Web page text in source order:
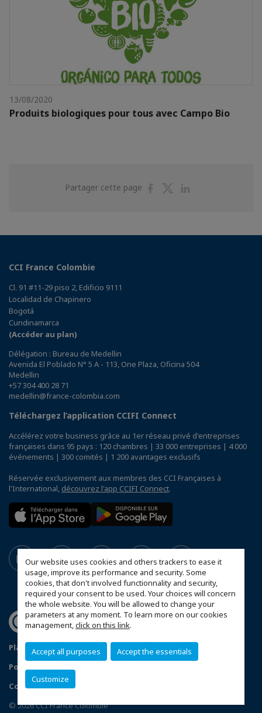
Our website uses cookies and others trackers to ease it
usage, improve its performance and security. Some
cookies, that don't involved functionnality and security,
required your consent to be used. Your choices will concern
the whole website. You will be allowed to change your
parameters at any moment. To learn more on our cookies
management,click on this link.
Accept all purposes Accept the essentials
Customize
13/08/2020
Produits biologiques pour tous avec Campo Bio
Partager cette page
PartagerPartager
CCI France Colombie
Cl. 91 #11-29 piso 2, Edificio 9111
Localidad de Chapinero
Bogotá
Cundinamarca
(Accéder au plan)
Délégation : Bureau de Medellin
Avenida El Poblado N° 5 A - 113, One Plaza, Oficina 504
Medellin
+57 304 400 28 71
medellin@france-colombia.com
Téléchargez l’application CCIFI Connect
Accélérez votre business grâce au 1er réseau privé d'entreprises
françaises dans 95 pays : 120 chambres | 33 000 entreprises | 4 000
événements | 300 comités | 1 200 avantages exclusifs
Réservée exclusivement aux membres des CCI Françaises à
l'International, découvrez l'app CCIFI Connect.
Plan du site
Mentions légales
Politique de confidentialité
Configurer vos préférences cookies
© 2026 CCI France Colombie